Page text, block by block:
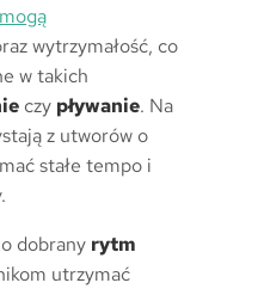
mogą
wytrzymałość, co
w takich
czy pływanie. Na
z utworów o
stałe tempo i
dobrany rytm
utrzymać